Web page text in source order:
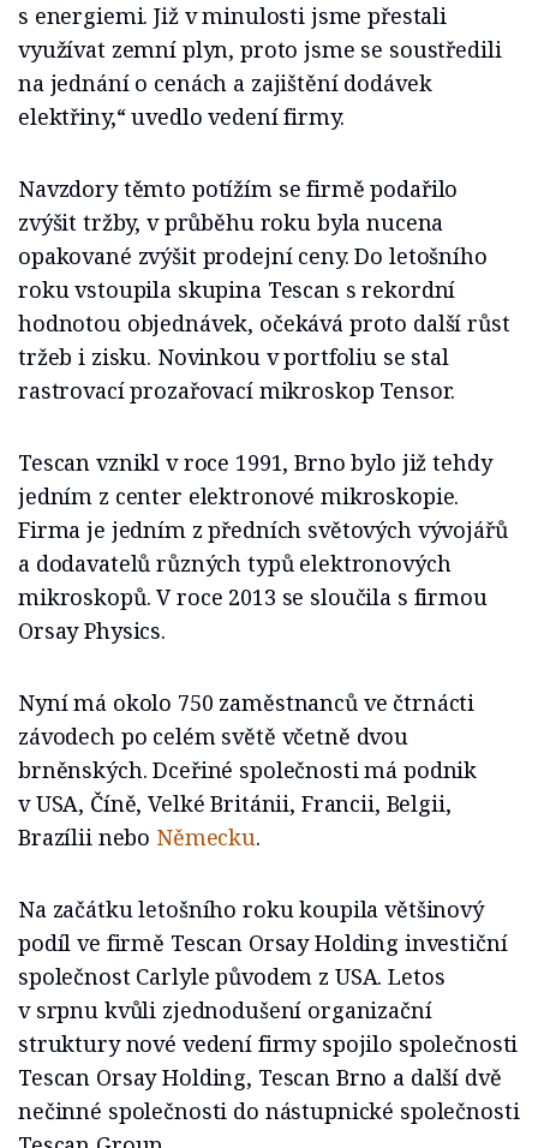
s energiemi. Již v minulosti jsme přestali
využívat zemní plyn, proto jsme se soustředili
na jednání o cenách a zajištění dodávek
elektřiny,“ uvedlo vedení firmy.
Navzdory těmto potížím se firmě podařilo
zvýšit tržby, v průběhu roku byla nucena
opakované zvýšit prodejní ceny. Do letošního
roku vstoupila skupina Tescan s rekordní
hodnotou objednávek, očekává proto další růst
tržeb i zisku. Novinkou v portfoliu se stal
rastrovací prozařovací mikroskop Tensor.
Tescan vznikl v roce 1991, Brno bylo již tehdy
jedním z center elektronové mikroskopie.
Firma je jedním z předních světových vývojářů
a dodavatelů různých typů elektronových
mikroskopů. V roce 2013 se sloučila s firmou
Orsay Physics.
Nyní má okolo 750 zaměstnanců ve čtrnácti
závodech po celém světě včetně dvou
brněnských. Dceřiné společnosti má podnik
v USA, Číně, Velké Británii, Francii, Belgii,
Brazílii nebo Německu.
Na začátku letošního roku koupila většinový
podíl ve firmě Tescan Orsay Holding investiční
společnost Carlyle původem z USA. Letos
v srpnu kvůli zjednodušení organizační
struktury nové vedení firmy spojilo společnosti
Tescan Orsay Holding, Tescan Brno a další dvě
nečinné společnosti do nástupnické společnosti